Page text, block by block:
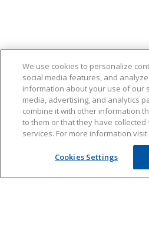
KLIK
We use cookies to personalize
social media features, and
information about your use of our
media, advertising, and analytics
combine it with other information
to them or that they have
services. For more information
Cookies Settings